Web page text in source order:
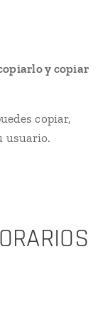
y copiar
copiar,
usuario.